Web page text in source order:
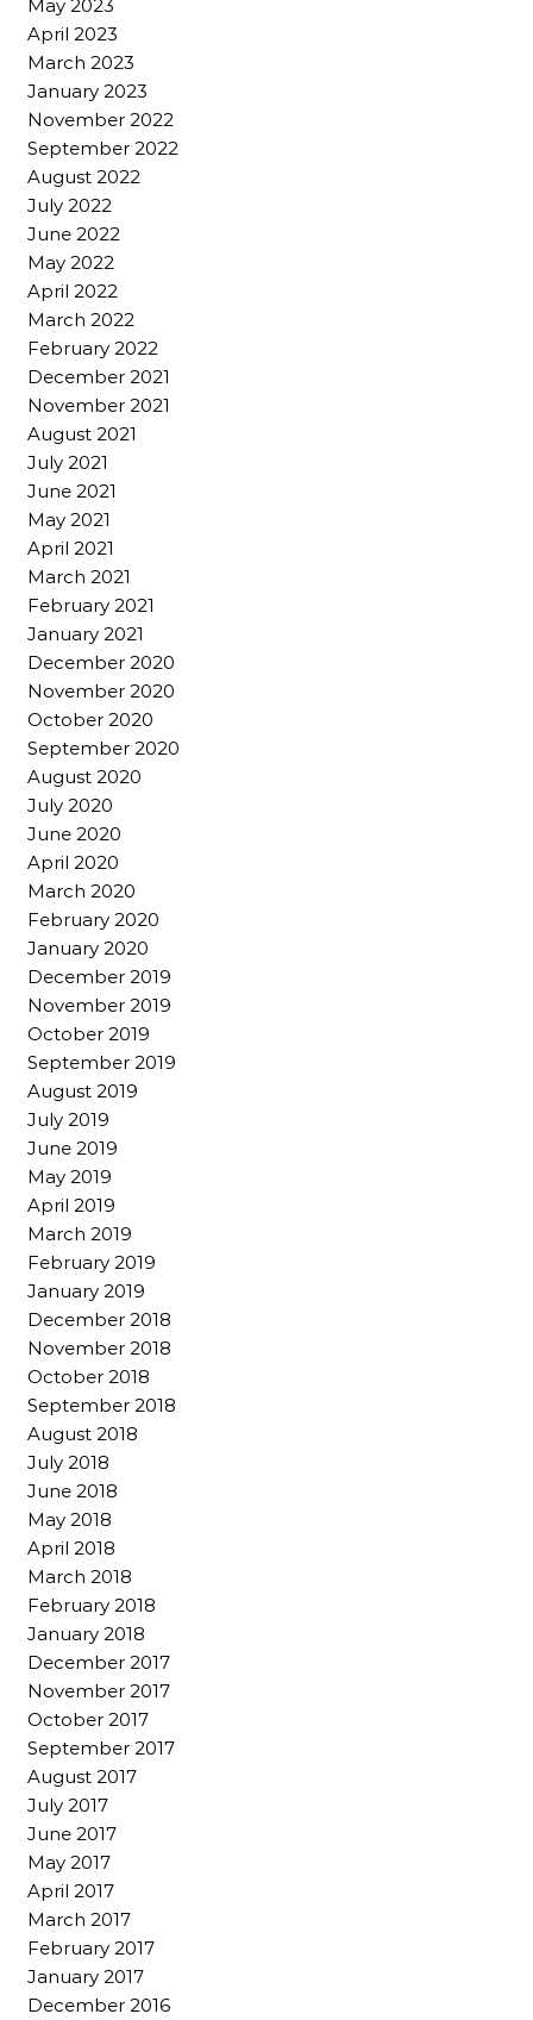
May 2023
April 2023
March 2023
January 2023
November 2022
September 2022
August 2022
July 2022
June 2022
May 2022
April 2022
March 2022
February 2022
December 2021
November 2021
August 2021
July 2021
June 2021
May 2021
April 2021
March 2021
February 2021
January 2021
December 2020
November 2020
October 2020
September 2020
August 2020
July 2020
June 2020
April 2020
March 2020
February 2020
January 2020
December 2019
November 2019
October 2019
September 2019
August 2019
July 2019
June 2019
May 2019
April 2019
March 2019
February 2019
January 2019
December 2018
November 2018
October 2018
September 2018
August 2018
July 2018
June 2018
May 2018
April 2018
March 2018
February 2018
January 2018
December 2017
November 2017
October 2017
September 2017
August 2017
July 2017
June 2017
May 2017
April 2017
March 2017
February 2017
January 2017
December 2016